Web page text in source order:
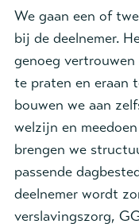
We gaan een of
bij de deelnemer.
genoeg
te praten en eraan
bouwen we aan
welzijn en
brengen we
passende
deelnemer wordt
verslavingszorg,